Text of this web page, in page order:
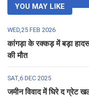
YOU MAY LIKE
WED,25 FEB 2026
कांगड़ा के रक्कड़ में बड़ा
की मौत
SAT,6 DEC 2025
जमीन विवाद में घिरे द ग्रेट